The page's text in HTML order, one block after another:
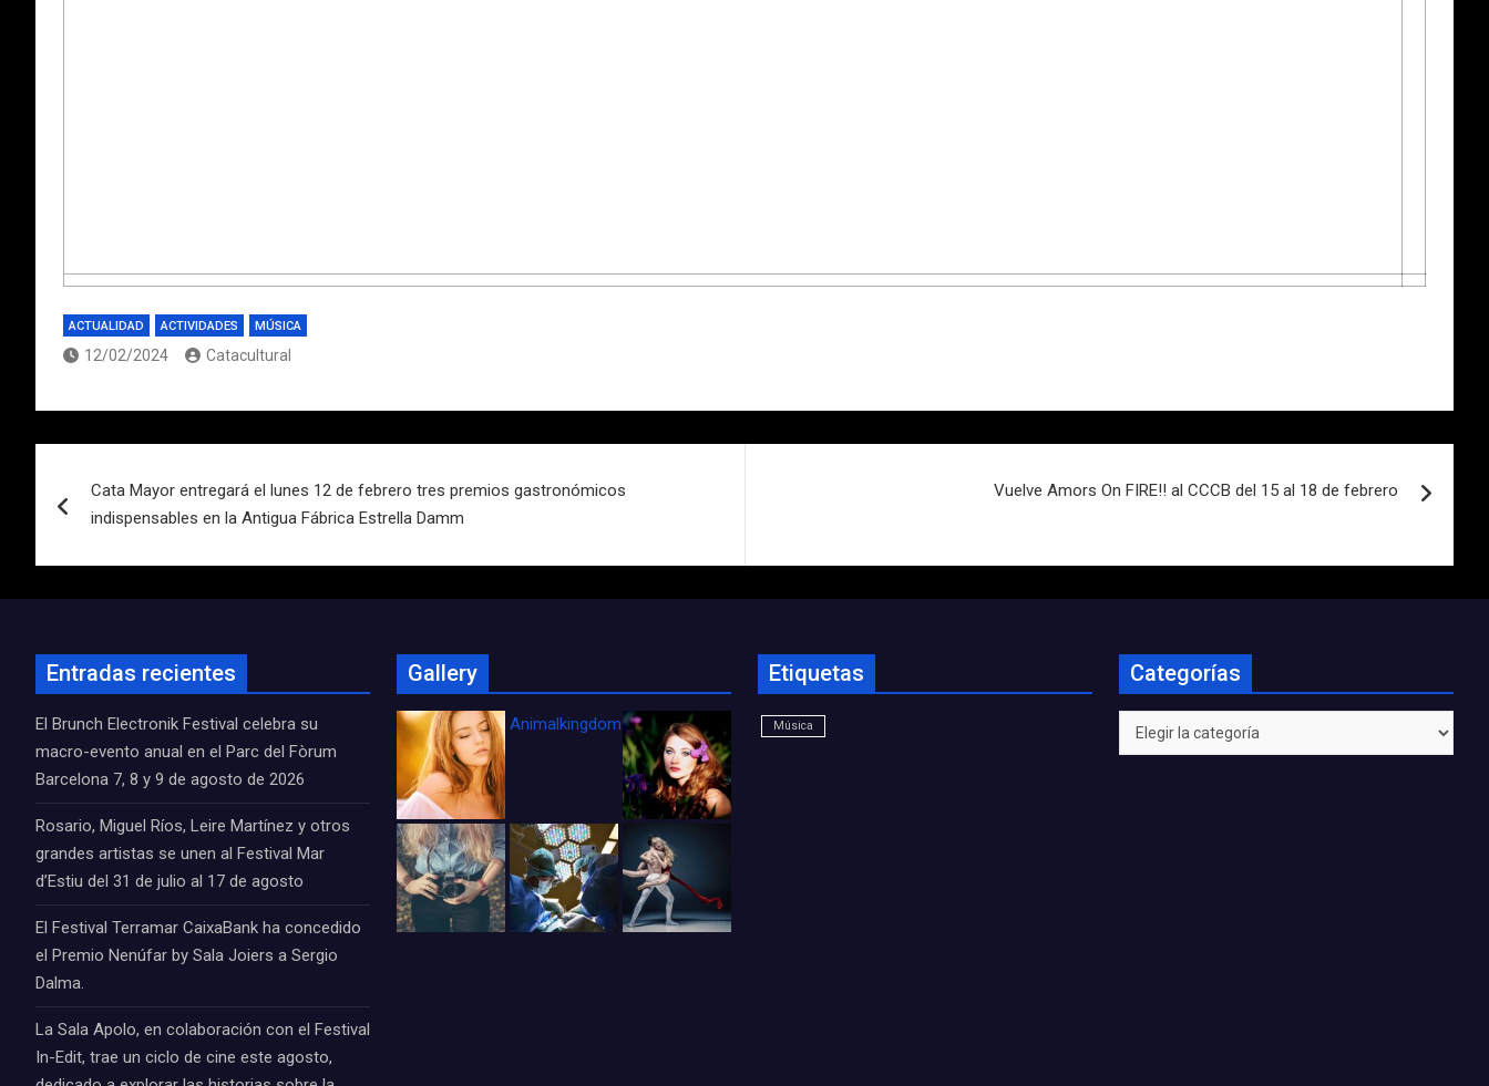
ACTUALIDAD ACTIVIDADES MÚSICA
12/02/2024 Catacultural
de
entradas
Cata Mayor entregará el lunes 12 de febrero tres premios gastronómicos
indispensables en la Antigua Fábrica Estrella Damm
Vuelve Amors On FIRE!! al CCCB del 15 al 18 de febrero
Entradas recientes
El Brunch Electronik Festival celebra su
macro-evento anual en el Parc del Fòrum
Barcelona 7, 8 y 9 de agosto de 2026
Rosario, Miguel Ríos, Leire Martínez y otros
grandes artistas se unen al Festival Mar
d’Estiu del 31 de julio al 17 de agosto
El Festival Terramar CaixaBank ha concedido
el Premio Nenúfar by Sala Joiers a Sergio
Dalma.
La Sala Apolo, en colaboración con el Festival
In-Edit, trae un ciclo de cine este agosto,
Gallery
Animalkingdom_FichaCine
Etiquetas
Música
Categorías
Categorías